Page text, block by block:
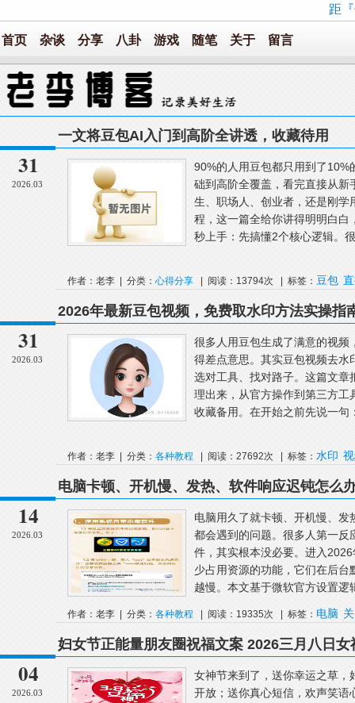
距
首页 杂谈 分享 八卦 游戏 随笔 关于 留言
31
2026.03
一文将豆包AI入门到高阶全讲透，收藏待用
90%的人用豆包都只用到了
础到高阶全覆盖，看完直接从
生、职场人、创业者，还是刚
程，这一篇全给你讲得明明白
秒上手：先搞懂2个核心逻辑。
作者：老李 | 分类：心得分享 | 阅读：13794次 | 标签： 豆包
31
2026.03
2026年最新豆包视频，免费取水印方法实操指
很多人用豆包生成了满意的视
得差点意思。其实豆包视频去
选对工具、找对路子。这篇文
理出来，从官方操作到第三方
收藏备用。在开始之前先说一
作者：老李 | 分类： 各种教程 | 阅读：27692次 | 标签： 水印
14
2026.03
电脑卡顿、开机慢、发热、软件响应迟钝怎么
些问题全可解决
电脑用久了就卡顿、开机慢、
都会遇到的问题。很多人第一
件，其实根本没必要。进入
少占用资源的功能，它们在后
越慢。本文基于微软官方设置逻
作者：老李 | 分类： 各种教程 | 阅读：19335次 | 标签： 电脑
04
2026.03
妇女节正能量朋友圈祝福文案 2026三月八日
片
女神节来到了，送你幸运之草
开放；送你真心短信，欢声笑